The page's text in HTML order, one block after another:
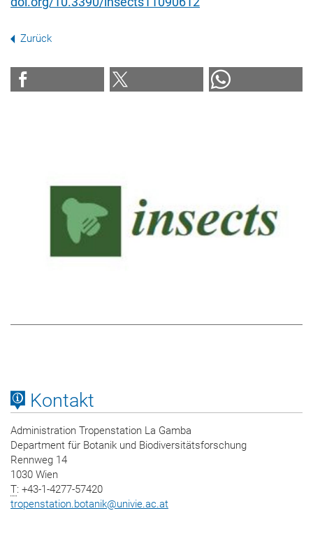
Zurück
Kontakt
Administration Tropenstation La Gamba
Department für Botanik und Biodiversitätsforschung
Rennweg 14
1030 Wien
T: +43-1-4277-57420
tropenstation.botanik@univie.ac.at